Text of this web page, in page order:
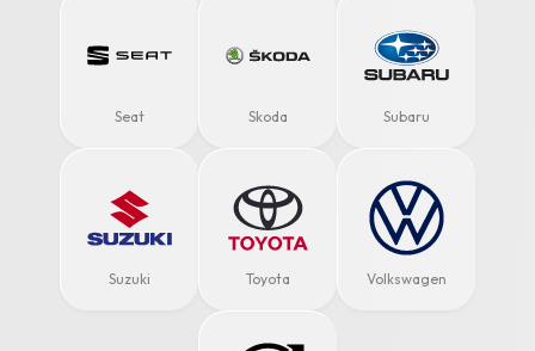
Seat Skoda Subaru
Suzuki Toyota Volkswagen